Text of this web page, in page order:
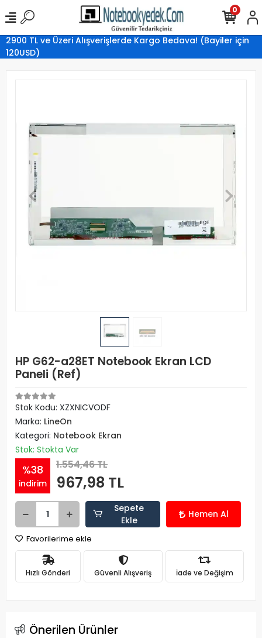
2900 TL ve Üzeri Alışverişlerde Kargo Bedava! (Bayiler için
120USD)
0
HP G62-a28ET Notebook Ekran LCD
Paneli (Ref)
Stok Kodu: XZXNICVODF
Marka: LineOn
Kategori: Notebook Ekran
Stok: Stokta Var
%38
indirim
1.554,46 TL
967,98 TL
Sepete
Ekle
Hemen Al
Favorilerime ekle
Hızlı Gönderi Güvenli Alışveriş İade ve Değişim
Önerilen Ürünler